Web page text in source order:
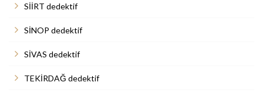
SİİRT dedektif
SİNOP dedektif
SİVAS dedektif
TEKİRDAĞ dedektif